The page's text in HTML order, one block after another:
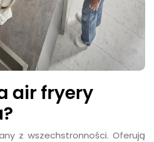
air fryery
z wszechstronności. Oferują